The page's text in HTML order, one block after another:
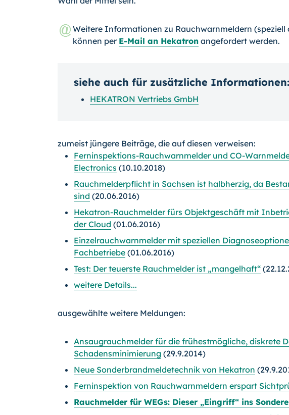
Weitere Informationen zu Rauchwarnmeldern
können per E-Mail an Hekatron angefordert werden.
siehe auch für zusätzliche Informationen:
HEKATRON Vertriebs GmbH
zumeist jüngere Beiträge, die auf diesen verweisen:
Ferninspektions-Rauchwarnmelder und CO-
Electronics (10.10.2018)
Rauchmelderpflicht in Sachsen ist halbherzig, da
sind (20.06.2016)
Hekatron-Rauchmelder fürs Objektgeschäft mit
der Cloud (01.06.2016)
Einzelrauchwarnmelder mit speziellen
Fachbetriebe (01.06.2016)
Test: Der teuerste Rauchmelder ist „mangelhaft“
weitere Details...
ausgewählte weitere Meldungen:
Ansaugrauchmelder für die frühestmögliche, diskrete
Schadensminimierung (29.9.2014)
Neue Sonderbrandmeldetechnik von Hekatron
Ferninspektion von Rauchwarnmeldern erspart
Rauchmelder für WEGs: Dieser „Eingriff“ ins